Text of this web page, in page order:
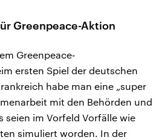
Greenpeace-Aktion
Greenpeace-
ersten Spiel der deutschen
habe man eine „super
mit den Behörden und
seien im Vorfeld Vorfälle wie
simuliert worden. In der